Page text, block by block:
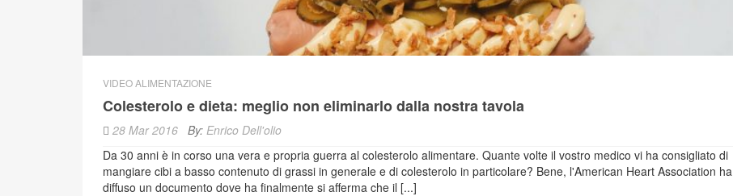
VIDEO ALIMENTAZIONE
Colesterolo e dieta: meglio non eliminarlo dalla nostra tavola
28 Mar 2016 By: Enrico Dell'olio
Da 30 anni è in corso una vera e propria guerra al colesterolo alimentare. Quante volte il vostro medico vi ha consigliato di
mangiare cibi a basso contenuto di grassi in generale e di colesterolo in particolare? Bene, l'American Heart Association ha
diffuso un documento dove ha finalmente si afferma che il [...]